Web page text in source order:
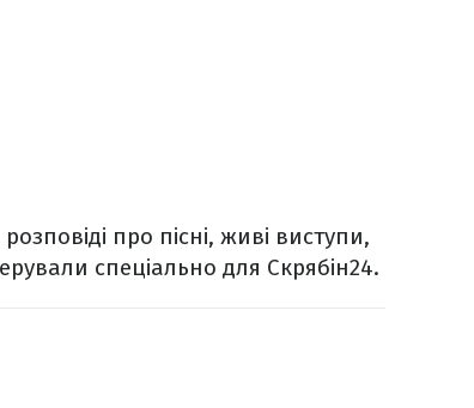
про пісні, живі виступи,
спеціально для Скрябін24.